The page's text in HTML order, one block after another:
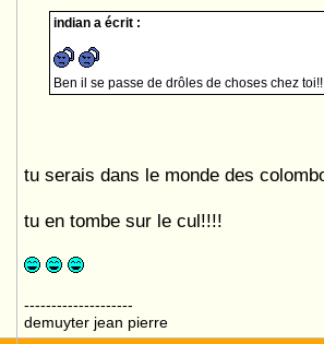
indian a écrit :
Ben il se passe de drôles de choses chez
tu serais dans le monde des
tu en tombe sur le cul!!!!
--------------------
demuyter jean pierre